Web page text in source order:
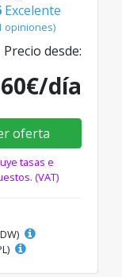
Excelente
opiniones)
Precio desde:
60€/día
oferta
tasas e
(VAT)